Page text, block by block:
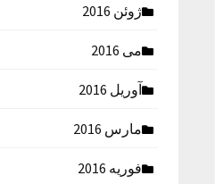
ژوئن 2016
می 2016
آوریل 2016
مارس 2016
فوریه 2016